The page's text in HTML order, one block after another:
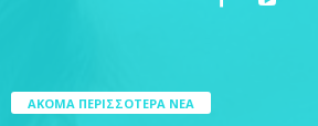
ΑΚΟΜΑ ΠΕΡΙΣΣΟΤΕΡΑ ΝΕΑ